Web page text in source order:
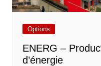
Options
ENERG –
d’énergie